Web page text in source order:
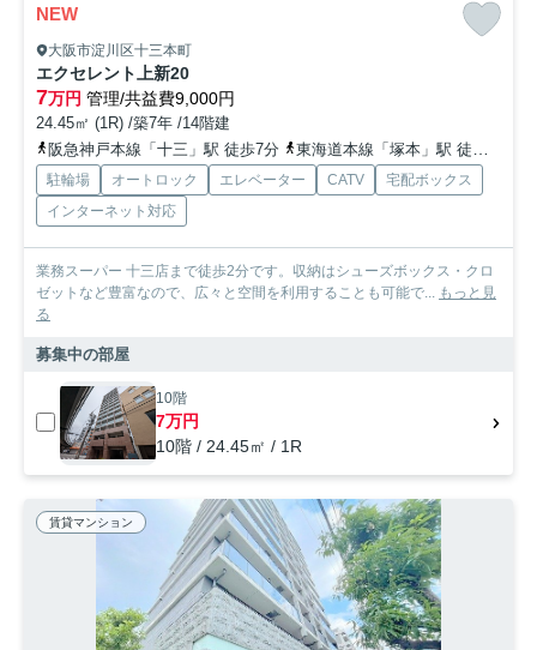
NEW
大阪市淀川区十三本町
エクセレント上新20
7万円 管理/共益費9,000円
24.45㎡ (1R) /築7年 /14階建
阪急神戸本線「十三」駅 徒歩7分
東海道本線「塚本」駅 徒歩17分
駐輪場 オートロック エレベーター CATV
宅配ボックス
インターネット対応
業務スーパー 十三店まで徒歩2分です。収納はシューズボックス・クロ
ゼットなど豊富なので、広々と空間を利用することも可能で...
もっと見
る
募集中の部屋
10階
7万円
10階 / 24.45㎡ / 1R
賃貸マンション